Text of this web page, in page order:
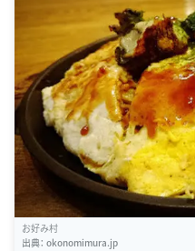
お好み村
出典： okonomimura.jp